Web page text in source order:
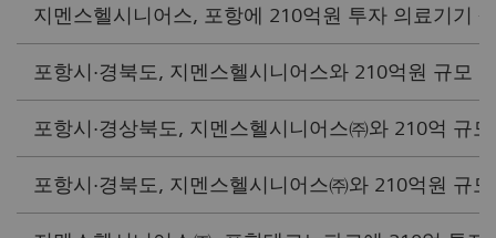
지멘스헬시니어스, 포항에 210억원 투자 의료기기
포항시·경북도, 지멘스헬시니어스와 210억원 규모
포항시·경상북도, 지멘스헬시니어스㈜와 210억 규
포항시·경북도, 지멘스헬시니어스㈜와 210억원 규